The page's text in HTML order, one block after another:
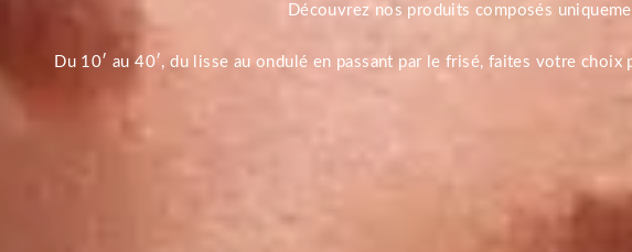
Découvrez nos produits composés
Du 10′ au 40′, du lisse au ondulé en passant par le frisé, faites votre choix